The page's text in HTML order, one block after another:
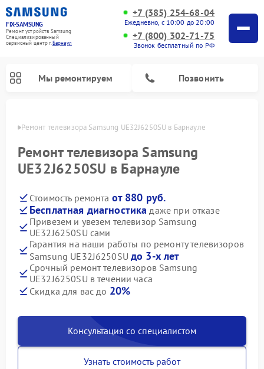
FIX-SAMSUNG
Ремонт устройств Samsung
Специализированный
cервисный центр г.Барнаул
+7 (385) 254-68-04
Ежедневно, с 10:00 до 20:00
+7 (800) 302-71-75
Звонок бесплатный по РФ
Мы ремонтируем Позвонить
Ремонт телевизора Samsung UE32J6250SU в Барнауле
Ремонт телевизора Samsung
UE32J6250SU в Барнауле
Стоимость ремонта от 880 руб.
Бесплатная диагностика даже при отказе
Привезем и увезем телевизор Samsung
UE32J6250SU сами
Гарантия на наши работы по ремонту телевизоров
Samsung UE32J6250SU до 3-х лет
Срочный ремонт телевизоров Samsung
UE32J6250SU в течении часа
Скидка для вас до 20%
Консультация со специалистом
Узнать стоимость работ